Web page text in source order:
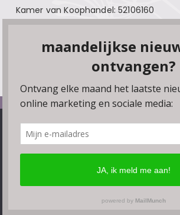
Kamer van Koophandel: 52106160
Over Bloeise
Privacyverklaring
Disclaimer
We gebruiken cookies, plugins en pixels
dat onze website soepel draait. Als je
gebruiken van de website, gaan we er
cookies te accepteren.